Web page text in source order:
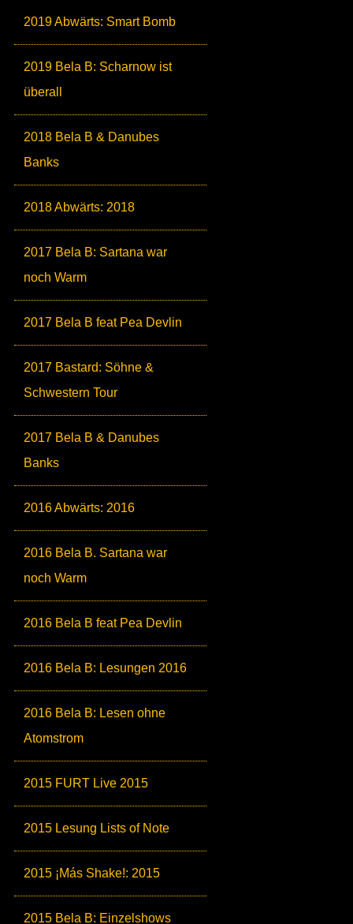
2019 Abwärts: Smart Bomb
2019 Bela B: Scharnow ist
überall
2018 Bela B & Danubes
Banks
2018 Abwärts: 2018
2017 Bela B: Sartana war
noch Warm
2017 Bela B feat Pea Devlin
2017 Bastard: Söhne &
Schwestern Tour
2017 Bela B & Danubes
Banks
2016 Abwärts: 2016
2016 Bela B. Sartana war
noch Warm
2016 Bela B feat Pea Devlin
2016 Bela B: Lesungen 2016
2016 Bela B: Lesen ohne
Atomstrom
2015 FURT Live 2015
2015 Lesung Lists of Note
2015 ¡Más Shake!: 2015
2015 Bela B: Einzelshows